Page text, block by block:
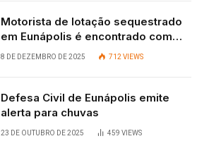
Motorista de lotação sequestrado
em Eunápolis é encontrado com
vida após quatro dias.
8 DE DEZEMBRO DE 2025 712VIEWS
Defesa Civil de Eunápolis emite
alerta para chuvas
23 DE OUTUBRO DE 2025 459 VIEWS